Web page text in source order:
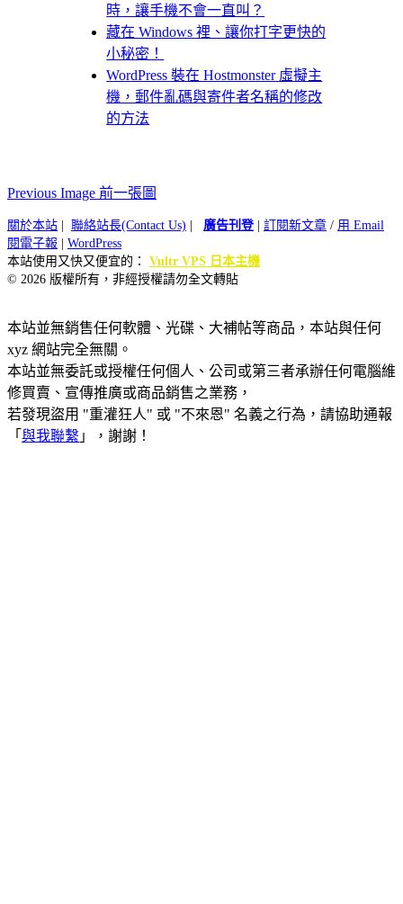
時，讓手機不會一直叫？
藏在 Windows 裡、讓你打字更快的
小秘密！
WordPress 裝在 Hostmonster 虛擬主
機，郵件亂碼與寄件者名稱的修改
的方法
Previous Image 前一張圖
關於本站 聯絡站長(Contact Us) 廣告刊登| 訂閱新文章 / 用 Email
閱電子報
WordPress
本站使用又快又便宜的： Vultr VPS 日本主機
© 2026 版權所有，非經授權請勿全文轉貼
本站並無銷售任何軟體、光碟、大補帖等商品，本站與任何
xyz 網站完全無關。
本站並無委託或授權任何個人、公司或第三者承辦任何電腦維
修買賣、宣傳推廣或商品銷售之業務，
若發現盜用 "重灌狂人" 或 "不來恩" 名義之行為，請協助通報
「 與我聯繫 」，謝謝！